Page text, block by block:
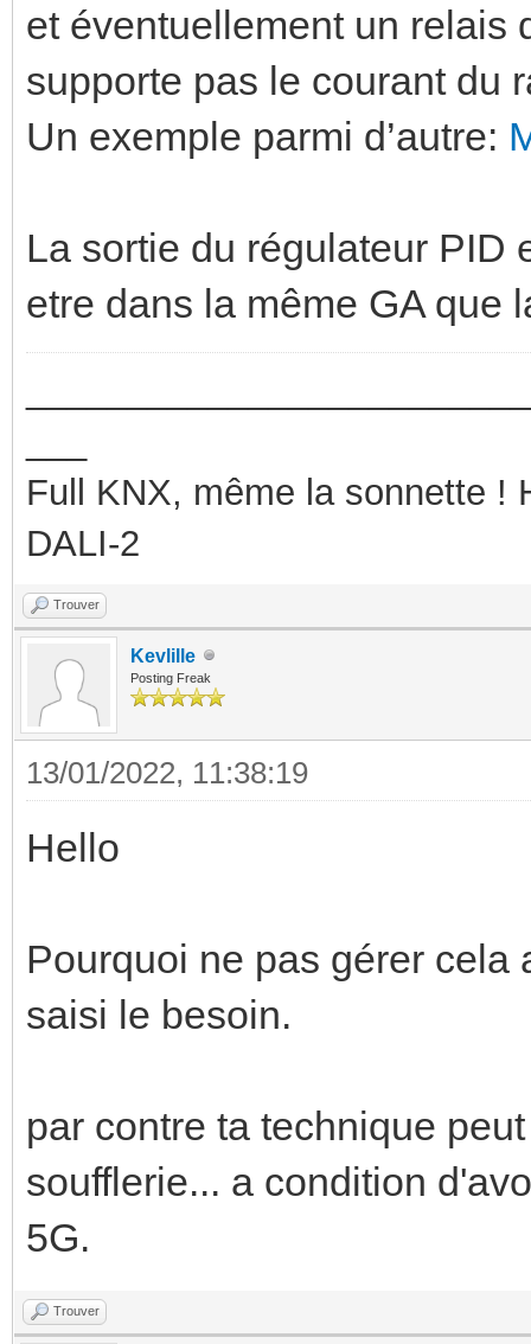
et éventuellement un relais
supporte pas le courant du
Un exemple parmi d’autre:
La sortie du régulateur PID
etre dans la même GA que
Full KNX, même la sonnette !
DALI-2
Trouver
Kevlille
Posting Freak
13/01/2022, 11:38:19
Hello
Pourquoi ne pas gérer cela
saisi le besoin.
par contre ta technique
soufflerie... a condition
5G.
Trouver